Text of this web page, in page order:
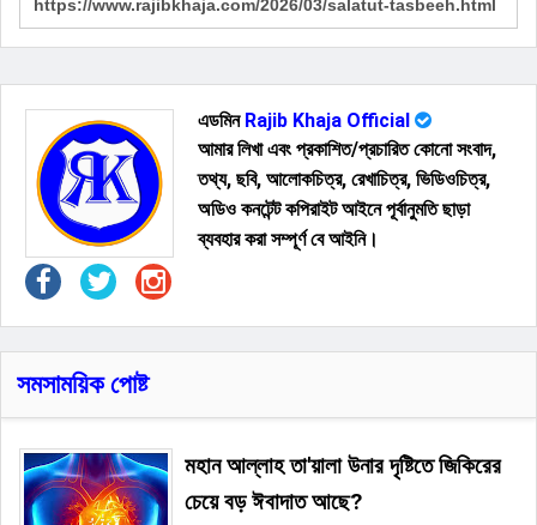
এডমিন Rajib Khaja Official
আমার লিখা এবং প্রকাশিত/প্রচারিত কোনো সংবাদ,
তথ্য, ছবি, আলোকচিত্র, রেখাচিত্র, ভিডিওচিত্র,
অডিও কনটেন্ট কপিরাইট আইনে পূর্বানুমতি ছাড়া
ব্যবহার করা সম্পূর্ণ বে আইনি।
সমসাময়িক পোষ্ট
মহান আল্লাহ তা'য়ালা উনার দৃষ্টিতে জিকিরের
চেয়ে বড় ঈবাদাত আছে?